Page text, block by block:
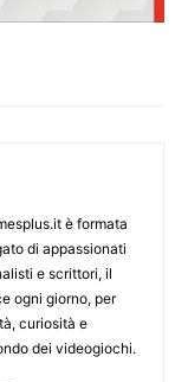
è formata
di appassionati
e scrittori, il
ogni giorno, per
curiosità e
dei videogiochi.